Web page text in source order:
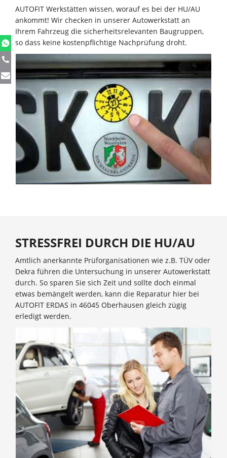
AUTOFIT Werkstätten wissen, worauf es bei der HU/AU
ankommt! Wir checken in unserer Autowerkstatt an
Ihrem Fahrzeug die sicherheitsrelevanten Baugruppen,
so dass keine kostenpflichtige Nachprüfung droht.
STRESSFREI DURCH DIE HU/AU
Amtlich anerkannte Prüforganisationen wie z.B. TÜV oder
Dekra führen die Untersuchung in unserer Autowerkstatt
durch. So sparen Sie sich Zeit und sollte doch einmal
etwas bemängelt werden, kann die Reparatur hier bei
AUTOFIT ERDAS in 46045 Oberhausen gleich zügig
erledigt werden.